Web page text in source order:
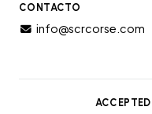
CONTACTO
info@scrcorse.com